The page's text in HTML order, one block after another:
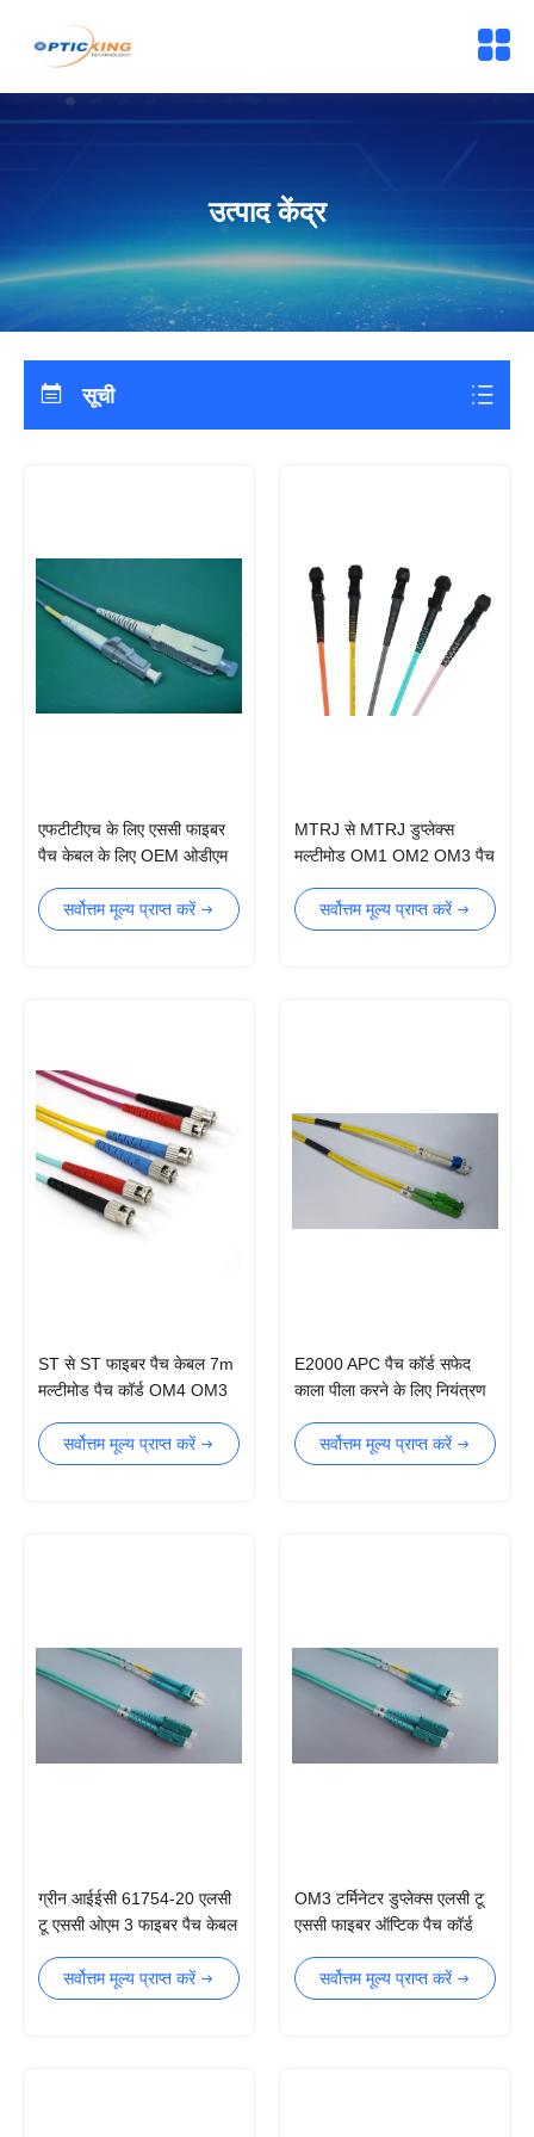
उत्पाद केंद्र
सूची
एफटीटीएच के लिए एससी फाइबर
पैच केबल के लिए OEM ओडीएम
सर्वोत्तम मूल्य प्राप्त करें
MTRJ से MTRJ डुप्लेक्स
मल्टीमोड OM1 OM2 OM3 पैच
सर्वोत्तम मूल्य प्राप्त करें
ST से ST फाइबर पैच केबल 7m
मल्टीमोड पैच कॉर्ड OM4 OM3
सर्वोत्तम मूल्य प्राप्त करें
E2000 APC पैच कॉर्ड सफेद
काला पीला करने के लिए नियंत्रण
सर्वोत्तम मूल्य प्राप्त करें
ग्रीन आईईसी 61754-20 एलसी
टू एससी ओएम 3 फाइबर पैच केबल
सर्वोत्तम मूल्य प्राप्त करें
OM3 टर्मिनेटर डुप्लेक्स एलसी टू
एससी फाइबर ऑप्टिक पैच कॉर्ड
सर्वोत्तम मूल्य प्राप्त करें